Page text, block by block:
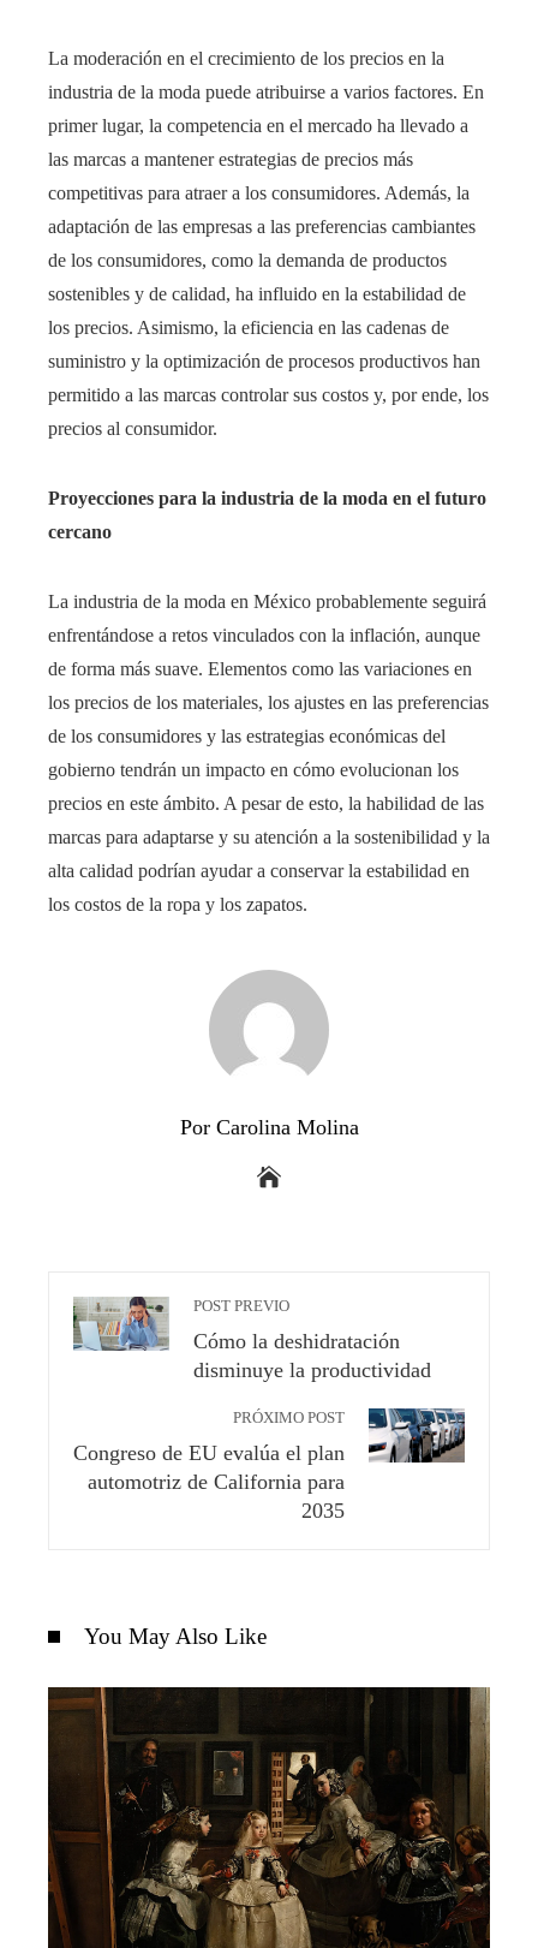
La moderación en el crecimiento de los precios en la
industria de la moda puede atribuirse a varios factores. En
primer lugar, la competencia en el mercado ha llevado a
las marcas a mantener estrategias de precios más
competitivas para atraer a los consumidores. Además, la
adaptación de las empresas a las preferencias cambiantes
de los consumidores, como la demanda de productos
sostenibles y de calidad, ha influido en la estabilidad de
los precios. Asimismo, la eficiencia en las cadenas de
suministro y la optimización de procesos productivos han
permitido a las marcas controlar sus costos y, por ende, los
precios al consumidor.​
Proyecciones para la industria de la moda en el futuro
cercano
La industria de la moda en México probablemente seguirá
enfrentándose a retos vinculados con la inflación, aunque
de forma más suave. Elementos como las variaciones en
los precios de los materiales, los ajustes en las preferencias
de los consumidores y las estrategias económicas del
gobierno tendrán un impacto en cómo evolucionan los
precios en este ámbito. A pesar de esto, la habilidad de las
marcas para adaptarse y su atención a la sostenibilidad y la
alta calidad podrían ayudar a conservar la estabilidad en
los costos de la ropa y los zapatos.
Por Carolina Molina
POST PREVIO
Cómo la deshidratación
disminuye la productividad
PRÓXIMO POST
Congreso de EU evalúa el plan
automotriz de California para
2035
You May Also Like